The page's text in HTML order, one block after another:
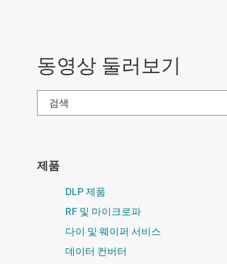
동영상 둘러보기
제품
DLP 제품
RF 및 마이크로파
다이 및 웨이퍼 서비스
데이터 컨버터